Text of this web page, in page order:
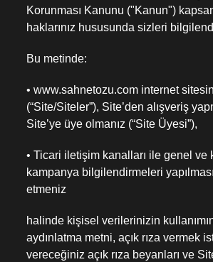
Korunması Kanunu ("Kanun")
haklarınız hususunda sizleri
Bu metinde:
• www.sahnetozu.com internet
(“Site/Siteler”), Site’den alışveriş
Site’ye üye olmanız (“Site Üyesi”),
• Ticari iletişim kanalları ile genel ve
kampanya bilgilendirmeleri
etmeniz
halinde kişisel verilerinizin
aydınlatma metni, açık rıza vermek
vereceğiniz açık rıza beyanları ve